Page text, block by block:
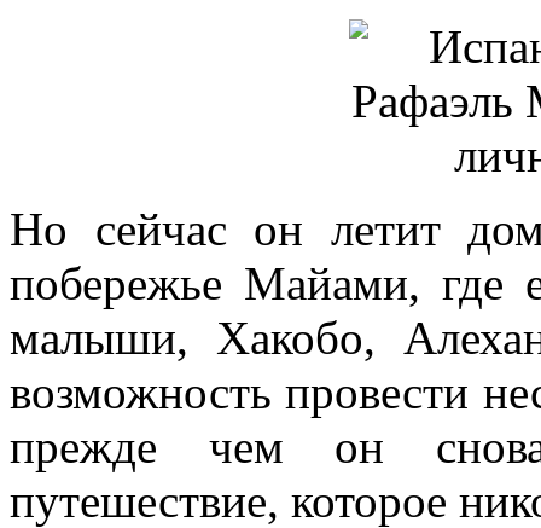
Но сейчас он летит
побережье Майами, где
малыши, Хакобо,
возможность провести
прежде чем он снова
путешествие, которое